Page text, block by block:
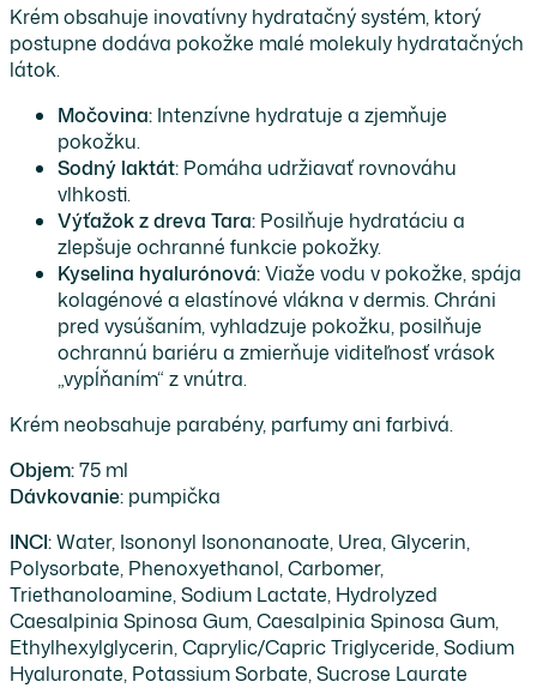
Krém obsahuje inovatívny hydratačný systém, ktorý
postupne dodáva pokožke malé molekuly hydratačných
látok.
Močovina: Intenzívne hydratuje a zjemňuje
pokožku.
Sodný laktát: Pomáha udržiavať rovnováhu
vlhkosti.
Výťažok z dreva Tara: Posilňuje hydratáciu a
zlepšuje ochranné funkcie pokožky.
Kyselina hyalurónová:Viaže vodu v pokožke, spája
kolagénové a elastínové vlákna v dermis. Chráni
pred vysúšaním, vyhladzuje pokožku, posilňuje
ochrannú bariéru a zmierňuje viditeľnosť vrások
„vypĺňaním“ z vnútra.
Krém neobsahuje parabény, parfumy ani farbivá.
Objem:75 ml
Dávkovanie: pumpička
INCI:Water, Isononyl Isononanoate, Urea, Glycerin,
Polysorbate, Phenoxyethanol, Carbomer,
Triethanoloamine, Sodium Lactate, Hydrolyzed
Caesalpinia Spinosa Gum, Caesalpinia Spinosa Gum,
Ethylhexylglycerin, Caprylic/Capric Triglyceride, Sodium
Hyaluronate, Potassium Sorbate, Sucrose Laurate